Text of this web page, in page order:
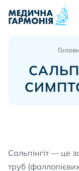
Сальпінгіт — це
труб